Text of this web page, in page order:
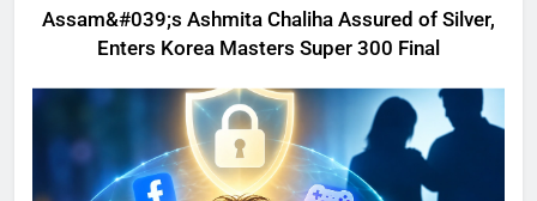
Assam&#039;s Ashmita Chaliha Assured of Silver,
Enters Korea Masters Super 300 Final